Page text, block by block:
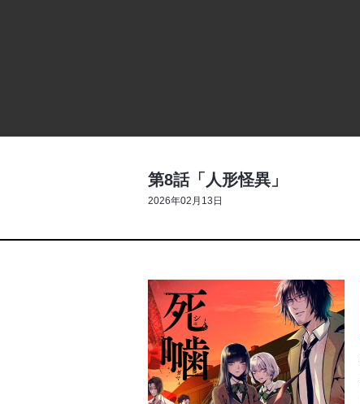
第8話「人形怪異」
2026年02月13日